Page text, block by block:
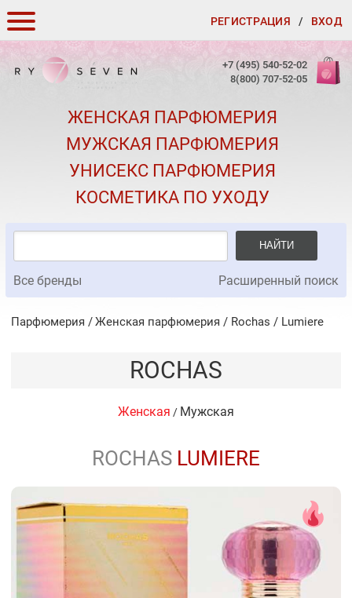
РЕГИСТРАЦИЯ / ВХОД
КАК ЗАКАЗАТЬ
СКИДКИ
КОНТАКТЫ
О КАЧЕСТВЕ
ПОДАРКИ К ЗАКАЗАМ
+7 (495) 540-52-02
8(800) 707-52-05
ЖЕНСКАЯ ПАРФЮМЕРИЯ
МУЖСКАЯ ПАРФЮМЕРИЯ
УНИСЕКС ПАРФЮМЕРИЯ
КОСМЕТИКА ПО УХОДУ
НАЙТИ
Все бренды Расширенный поиск
Парфюмерия Женская парфюмерия / Rochas / Lumiere
ROCHAS
Женская / Мужская
ROCHAS LUMIERE